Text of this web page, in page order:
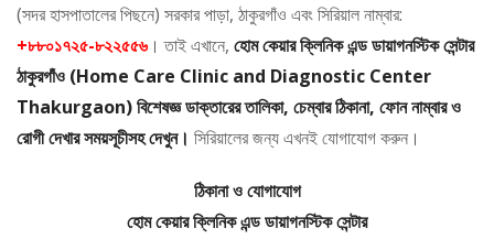
(সদর হাসপাতালের পিছনে) সরকার পাড়া, ঠাকুরগাঁও এবং সিরিয়াল নাম্বার:
+৮৮০১৭২৫-৮২২৫৫৬ । তাই এখানে, হোম কেয়ার ক্লিনিক এন্ড ডায়াগনস্টিক সেন্টার
ঠাকুরগাঁও (Home Care Clinic and Diagnostic Center
Thakurgaon) বিশেষজ্ঞ ডাক্তারের তালিকা, চেম্বার ঠিকানা, ফোন নাম্বার ও
রোগী দেখার সময়সূচীসহ দেখুন। সিরিয়ালের জন্য এখনই যোগাযোগ করুন।
ঠিকানা ও যোগাযোগ
হোম কেয়ার ক্লিনিক এন্ড ডায়াগনস্টিক সেন্টার